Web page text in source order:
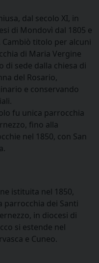
dal secolo XI, in
di Mondovì dal 1805 e
Cambiò titolo per alcuni
di Maria Vergine
di sede dalla chiesa di
del Rosario,
e conservando
fu unica parrocchia
fino alla
nel 1850, con San
istituita nel 1850,
dei Santi
in diocesi di
si estende nel
e Cuneo.